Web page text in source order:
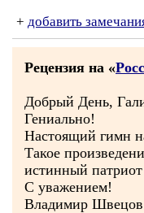
+ добавить
Рецензия на «
Добрый День,
Гениально!
Настоящий гимн
Такое
истинный
С уважением!
Владимир Швецов